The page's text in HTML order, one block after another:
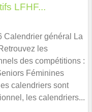
LFHF...
Calendrier général La
les
des compétitions :
Féminines
calendriers sont
les calendriers...